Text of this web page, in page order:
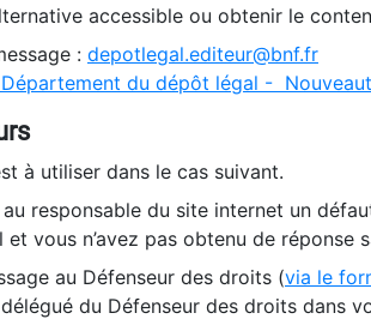
accessible ou obtenir le
: depotlegal.editeur@bnf.fr
du dépôt légal -
à utiliser dans le cas suivant.
responsable du site internet un
vous n’avez pas obtenu de réponse
au Défenseur des droits (via le
du Défenseur des droits dans